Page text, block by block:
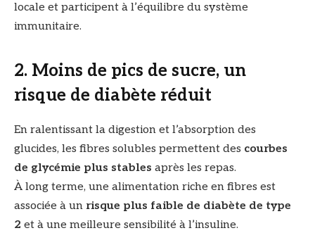
locale et participent à l’équilibre du système
immunitaire.
2. Moins de pics de sucre, un
risque de diabète réduit
En ralentissant la digestion et l’absorption des
glucides, les fibres solubles permettent des courbes
de glycémie plus stables après les repas.
À long terme, une alimentation riche en fibres est
associée à un risque plus faible de diabète de type
2 et à une meilleure sensibilité à l’insuline.